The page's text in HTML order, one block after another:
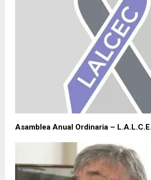
Asamblea Anual Ordinaria –